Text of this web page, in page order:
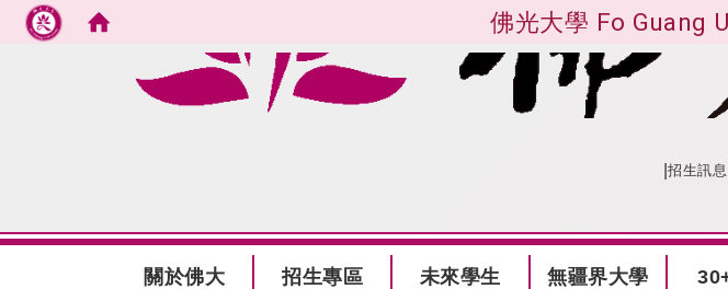
佛光大學 Fo Guang
跳到主要內容
|招生訊息
關於佛大 招生專區 未來學生 無疆界大學